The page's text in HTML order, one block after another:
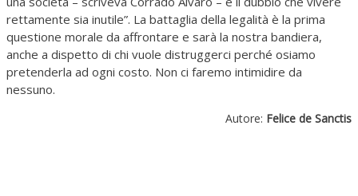
rettamente sia inutile”. La battaglia della legalità è la prima
questione morale da affrontare e sarà la nostra bandiera,
anche a dispetto di chi vuole distruggerci perché osiamo
pretenderla ad ogni costo. Non ci faremo intimidire da
nessuno.
Autore: Felice de Sanctis